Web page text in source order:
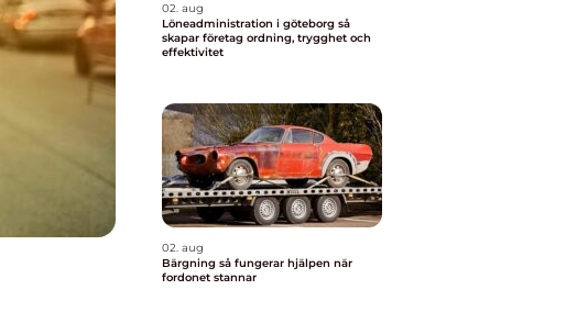
02. aug
Löneadministration i göteborg så
skapar företag ordning, trygghet och
effektivitet
02. aug
Bärgning så fungerar hjälpen när
fordonet stannar